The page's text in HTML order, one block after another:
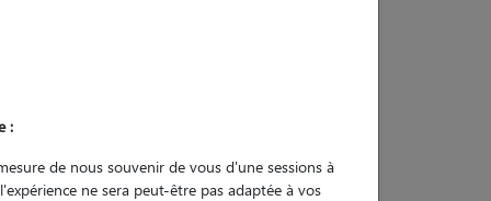
engagement
:
de nous souvenir de vous d'une sessions à
ne sera peut-être pas adaptée à vos